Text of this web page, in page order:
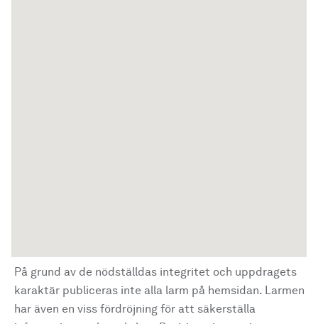
På grund av de nödställdas integritet och uppdragets
karaktär publiceras inte alla larm på hemsidan. Larmen
har även en viss fördröjning för att säkerställa